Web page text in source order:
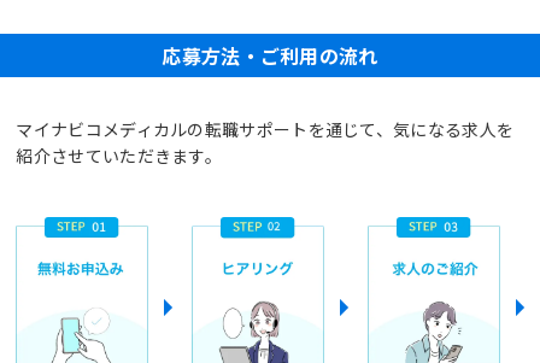
応募方法・ご利用の流れ
マイナビコメディカルの転職サポートを通じて、気になる求人を
紹介させていただきます。